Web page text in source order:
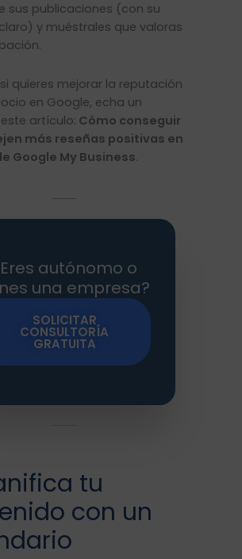
sus publicaciones (con su
y muéstrales que valoras
quieres mejorar la reputación
en Google, echa un
artículo: Cómo conseguir
más reseñas positivas en
Google My Business.
autónomo o
una empresa?
SOLICITAR
CONSULTORÍA
GRATUITA
tu
con un